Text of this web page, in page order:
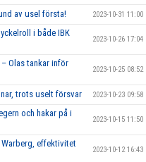
av usel första! 2023-10-31 11:00
i både IBK
2023-10-26 17:04
Olas tankar inför
2023-10-25 08:52
trots uselt försvar 2023-10-23 09:58
och hakar på i
2023-10-15 11:50
effektivitet
2023-10-12 16:43